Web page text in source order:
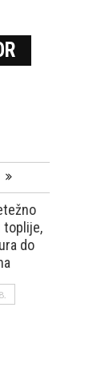
toplije,
do